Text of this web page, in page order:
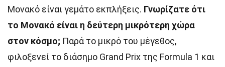
Μονακό είναι γεμάτο εκπλήξεις. Γνωρίζατε ότι
το Μονακό είναι η δεύτερη μικρότερη χώρα
στον κόσμο; Παρά το μικρό του μέγεθος,
φιλοξενεί το διάσημο Grand Prix της Formula 1 και